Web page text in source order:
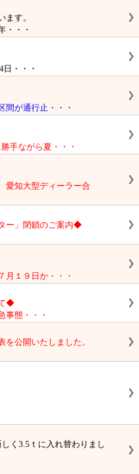
ます。
・・・
・・・
間が通行止・・・
手ながら夏・・・
愛知大型ディーラー合
ー」閉鎖のご案内◆
月１９日か・・・
◆
事態・・・
公開いたしました。
く3.5ｔに入れ替わりまし